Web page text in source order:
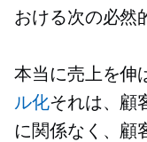
おける次の必然
本当に売上を伸
ル化それは、顧
に関係なく、顧